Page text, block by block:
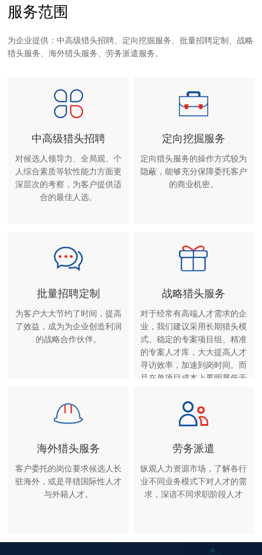
服务范围
为企业提供：中高级猎头招聘、定向挖掘服务、批量招聘定制、战略
猎头服务、海外猎头服务、劳务派遣服务。
中高级猎头招聘
对候选人领导力、全局观、个
人综合素质等软性能力方面更
深层次的考察，为客户提供适
合的最佳人选。
定向挖掘服务
定向猎头服务的操作方式较为
隐蔽，能够充分保障委托客户
的商业机密。
批量招聘定制
为客户大大节约了时间，提高
了效益，成为为企业创造利润
的战略合作伙伴。
战略猎头服务
对于经常有高端人才需求的企
业，我们建议采用长期猎头模
式。稳定的专案项目组、精准
的专案人才库，大大提高人才
寻访效率，加速到岗时间。而
且在单项目成本上要明显低于
海外猎头服务
客户委托的岗位要求候选人长
驻海外，或是寻猎国际性人才
与外籍人才。
劳务派遣
纵观人力资源市场，了解各行
业不同业务模式下对人才的需
求，深谙不同求职阶段人才